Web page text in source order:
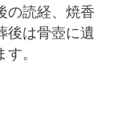
の読経、焼香
後は骨壺に遺
。